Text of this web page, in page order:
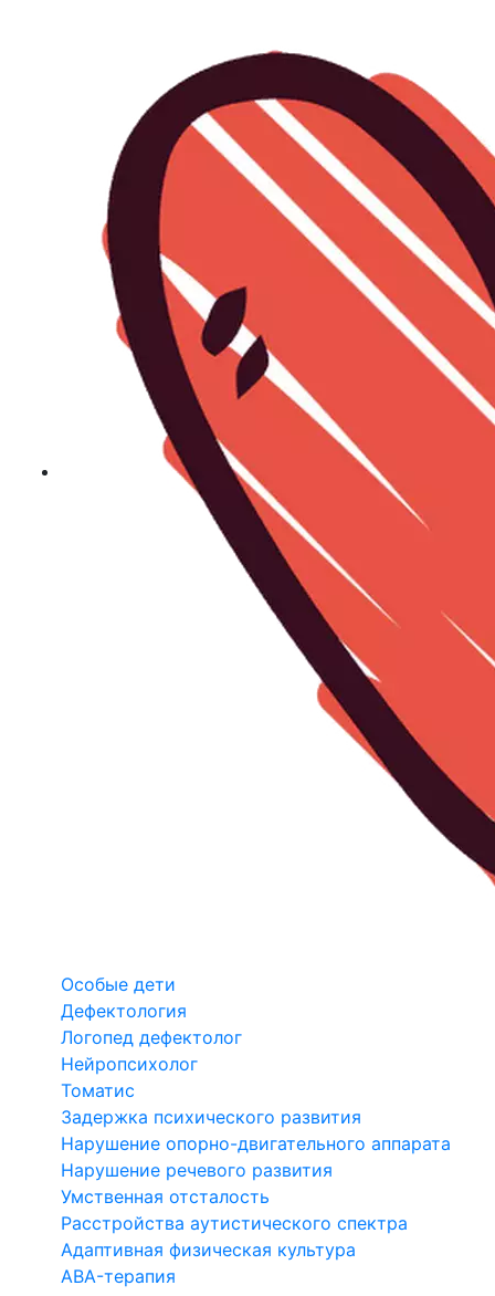
Особые дети
Дефектология
Логопед дефектолог
Нейропсихолог
Томатис
Задержка психического развития
Нарушение опорно-двигательного аппарата
Нарушение речевого развития
Умственная отсталость
Расстройства аутистического спектра
Адаптивная физическая культура
ABA-терапия